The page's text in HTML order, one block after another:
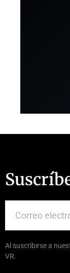
Al suscribirse a
VR.